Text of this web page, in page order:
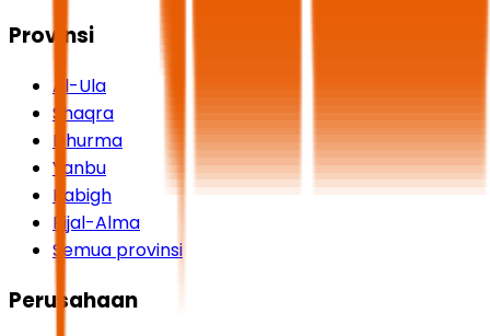
Provinsi
Al-Ula
Shaqra
Dhurma
Yanbu
Rabigh
Rijal-Alma
Semua provinsi
Perusahaan